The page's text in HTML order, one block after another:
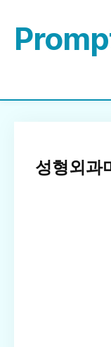
성형외과